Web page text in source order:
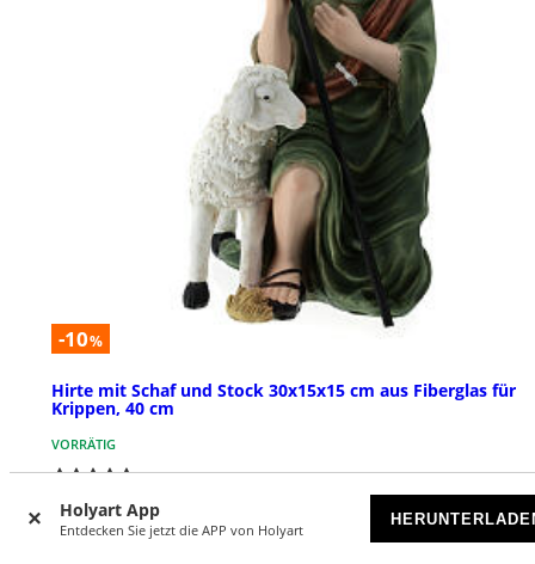
Holyart App
Entdecken Sie jetzt die APP von Holyart
-10%
Hirte mit Schaf und Stock 30x15x15 cm aus Fiberglas für
Krippen, 40 cm
VORRÄTIG
€ 62,90 € 70,00